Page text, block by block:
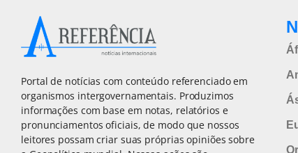
Portal de notícias com conteúdo referenciado em
organismos intergovernamentais. Produzimos
informações com base em notas, relatórios e
pronunciamentos oficiais, de modo que nossos
leitores possam criar suas próprias opiniões sobre